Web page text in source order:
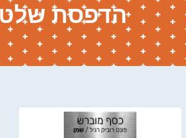
הדפסת